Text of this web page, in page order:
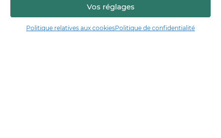
Vos réglages
Politique relatives aux cookiesPolitique de confidentialité